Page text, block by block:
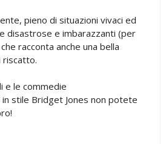
pieno di situazioni vivaci ed
disastrose e imbarazzanti (per
racconta anche una bella
riscatto.
e le commedie
in stile Bridget Jones non potete